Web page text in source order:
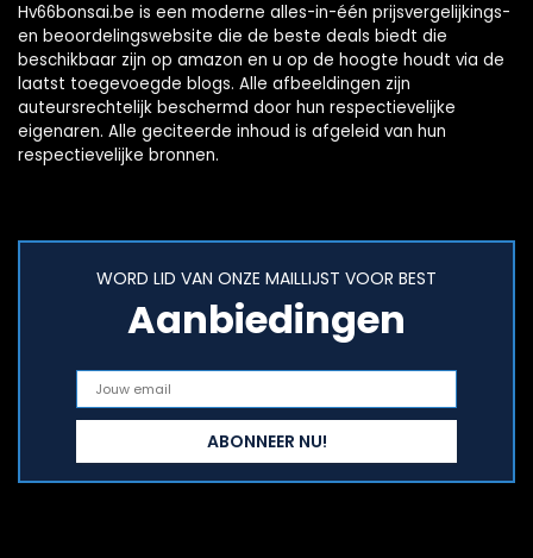
Hv66bonsai.be is een moderne alles-in-één prijsvergelijkings-
en beoordelingswebsite die de beste deals biedt die
beschikbaar zijn op amazon en u op de hoogte houdt via de
laatst toegevoegde blogs. Alle afbeeldingen zijn
auteursrechtelijk beschermd door hun respectievelijke
eigenaren. Alle geciteerde inhoud is afgeleid van hun
respectievelijke bronnen.
WORD LID VAN ONZE MAILLIJST VOOR BEST
Aanbiedingen